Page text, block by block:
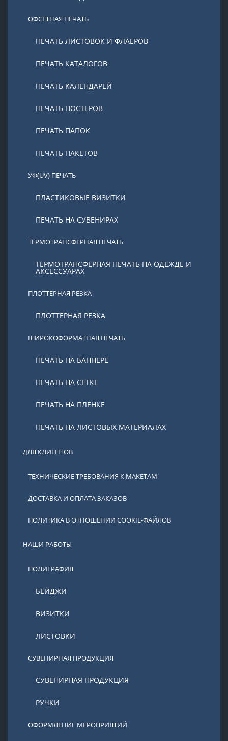
ОФСЕТНАЯ ПЕЧАТЬ
ПЕЧАТЬ ЛИСТОВОК И ФЛАЕРОВ
ПЕЧАТЬ КАТАЛОГОВ
ПЕЧАТЬ КАЛЕНДАРЕЙ
ПЕЧАТЬ ПОСТЕРОВ
ПЕЧАТЬ ПАПОК
ПЕЧАТЬ ПАКЕТОВ
УФ(UV) ПЕЧАТЬ
ПЛАСТИКОВЫЕ ВИЗИТКИ
ПЕЧАТЬ НА СУВЕНИРАХ
ТЕРМОТРАНСФЕРНАЯ ПЕЧАТЬ
ТЕРМОТРАНСФЕРНАЯ ПЕЧАТЬ НА ОДЕЖДЕ И
АКСЕССУАРАХ
ПЛОТТЕРНАЯ РЕЗКА
ПЛОТТЕРНАЯ РЕЗКА
ШИРОКОФОРМАТНАЯ ПЕЧАТЬ
ПЕЧАТЬ НА БАННЕРЕ
ПЕЧАТЬ НА СЕТКЕ
ПЕЧАТЬ НА ПЛЕНКЕ
ПЕЧАТЬ НА ЛИСТОВЫХ МАТЕРИАЛАХ
ДЛЯ КЛИЕНТОВ
ТЕХНИЧЕСКИЕ ТРЕБОВАНИЯ К МАКЕТАМ
ДОСТАВКА И ОПЛАТА ЗАКАЗОВ
ПОЛИТИКА В ОТНОШЕНИИ COOKIE-ФАЙЛОВ
НАШИ РАБОТЫ
ПОЛИГРАФИЯ
БЕЙДЖИ
ВИЗИТКИ
ЛИСТОВКИ
СУВЕНИРНАЯ ПРОДУКЦИЯ
СУВЕНИРНАЯ ПРОДУКЦИЯ
РУЧКИ
ОФОРМЛЕНИЕ МЕРОПРИЯТИЙ